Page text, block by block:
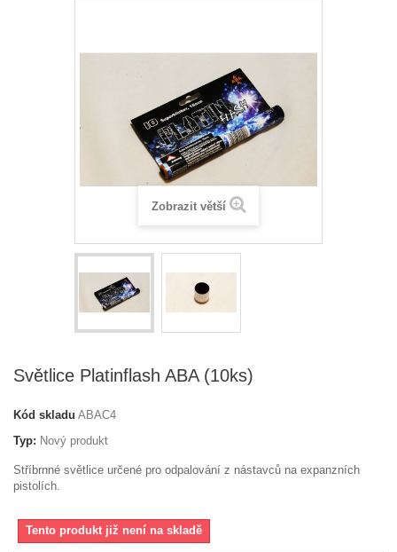
Zobrazit větší
Světlice Platinflash ABA (10ks)
Kód skladu ABAC4
Typ: Nový produkt
Stříbrnné světlice určené pro odpalování z nástavců na expanzních
pistolích.
Tento produkt již není na skladě